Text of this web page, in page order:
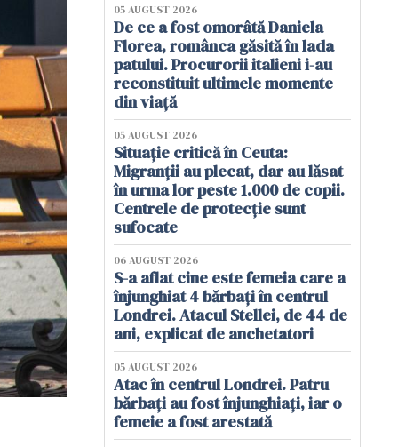
05 AUGUST 2026
De ce a fost omorâtă Daniela
Florea, românca găsită în lada
patului. Procurorii italieni i-au
reconstituit ultimele momente
din viață
05 AUGUST 2026
Situație critică în Ceuta:
Migranții au plecat, dar au lăsat
în urma lor peste 1.000 de copii.
Centrele de protecție sunt
sufocate
06 AUGUST 2026
S-a aflat cine este femeia care a
înjunghiat 4 bărbați în centrul
Londrei. Atacul Stellei, de 44 de
ani, explicat de anchetatori
05 AUGUST 2026
Atac în centrul Londrei. Patru
bărbați au fost înjunghiați, iar o
femeie a fost arestată